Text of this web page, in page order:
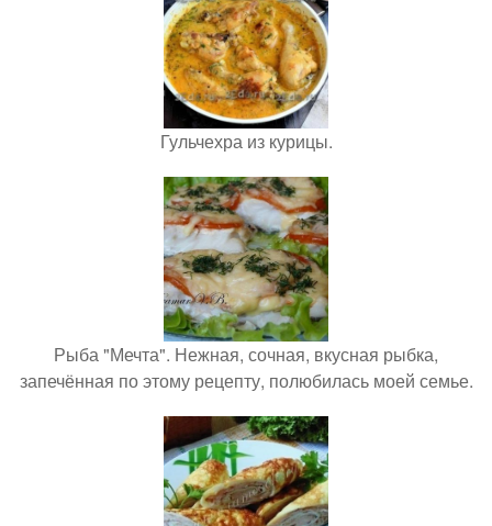
Гульчехра из курицы.
Рыба "Мечта". Нежная, сочная, вкусная рыбка,
запечённая по этому рецепту, полюбилась моей семье.